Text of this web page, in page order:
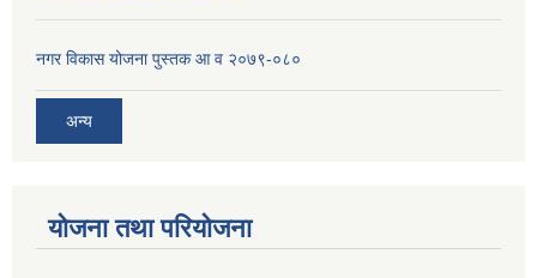
नगर विकास योजना पुस्तक आ व २०७९-०८०
अन्य
योजना तथा परियोजना